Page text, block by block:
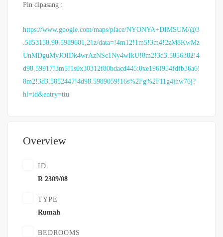
Pin dipasang :
https://www.google.com/maps/place/NYONYA+DIMSUM/@3
.5853158,98.5989601,21z/data=!4m12!1m5!3m4!2zM8KwMz
UnMDguMyJOIDk4wrAzNSc1Ny4wIkU!8m2!3d3.5856382!4
d98.59917!3m5!1s0x30312f80bdacd445:0xe196f954fdfb36a6!
8m2!3d3.5852447!4d98.5989059!16s%2Fg%2F11g4jhw76j?
hl=id&entry=ttu
Overview
ID
R 2309/08
TYPE
Rumah
BEDROOMS